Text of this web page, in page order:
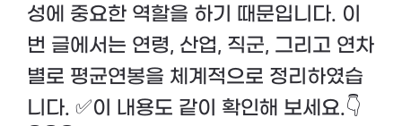
성에 중요한 역할을 하기 때문입니다. 이
번 글에서는 연령, 산업, 직군, 그리고 연차
별로 평균연봉을 체계적으로 정리하였습
니다. ✅이 내용도 같이 확인해 보세요.👇